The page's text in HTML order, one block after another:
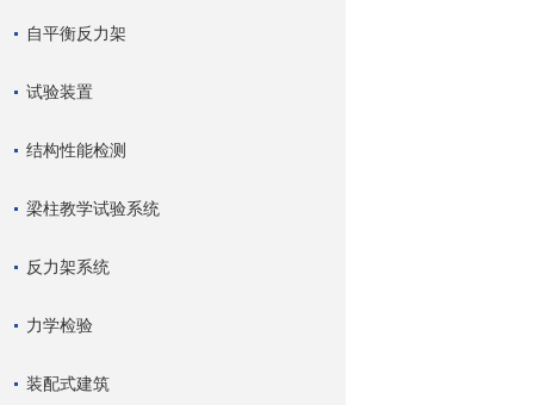
自平衡反力架
试验装置
结构性能检测
梁柱教学试验系统
反力架系统
力学检验
装配式建筑